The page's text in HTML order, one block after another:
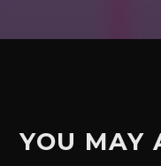
YOU MAY